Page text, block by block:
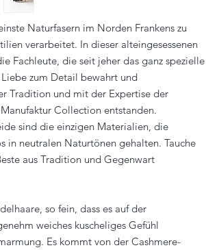
Naturfasern im Norden Frankens zu
verarbeitet. In dieser alteingesessenen
Fachleute, die seit jeher das ganz spezielle
zum Detail bewahrt und
Tradition und mit der Expertise der
Collection entstanden.
sind die einzigen Materialien, die
in neutralen Naturtönen gehalten. Tauche
aus Tradition und Gegenwart
so fein, dass es auf der
weiches kuscheliges Gefühl
Es kommt von der Cashmere-